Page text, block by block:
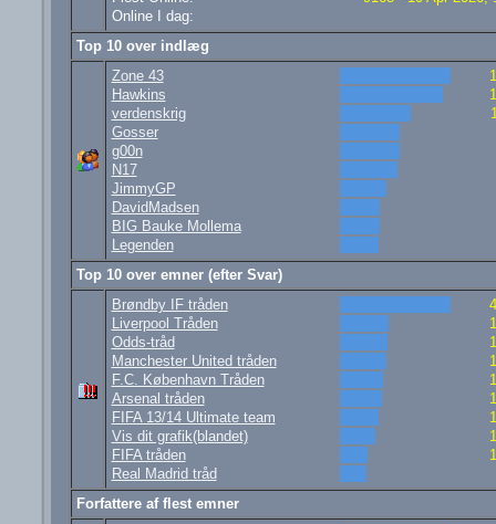
Online I dag:
Top 10 over indlæg
Zone 43
Hawkins
verdenskrig
Gosser
g00n
N17
JimmyGP
DavidMadsen
BIG Bauke Mollema
Legenden
Top 10 over emner (efter Svar)
Brøndby IF tråden
Liverpool Tråden
Odds-tråd
Manchester United tråden
F.C. København Tråden
Arsenal tråden
FIFA 13/14 Ultimate team
Vis dit grafik(blandet)
FIFA tråden
Real Madrid tråd
Forfattere af flest emner